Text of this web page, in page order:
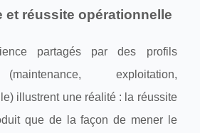
et réussite opérationnelle
partagés par des profils
exploitation,
illustrent une réalité : la réussite
que de la façon de mener le